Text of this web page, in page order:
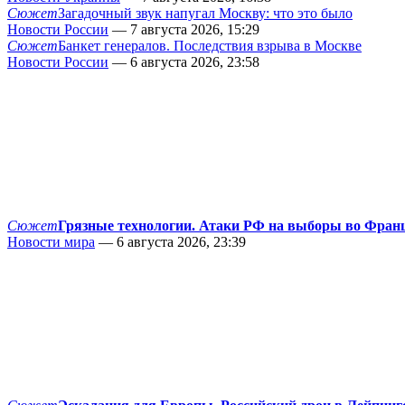
СюжетЗагадочный звук напугал Москву: что это было
Новости России — 7 августа 2026, 15:29
СюжетБанкет генералов. Последствия взрыва в Москве
Новости России — 6 августа 2026, 23:58
СюжетГрязные технологии. Атаки РФ на выборы во
Новости мира — 6 августа 2026, 23:39